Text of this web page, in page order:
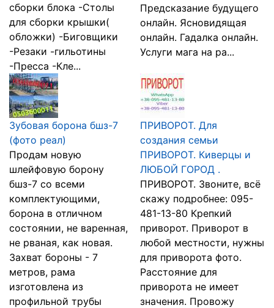
сборки блока -Столы
для сборки крышки(
обложки) -Биговщики
-Резаки -гильотины
-Пресса -Кле...
Предсказание будущего
онлайн. Ясновидящая
онлайн. Гадалка онлайн.
Услуги мага на ра...
Зубовая борона бшз-7
(фото реал)
Продам новую
шлейфовую борону
бшз-7 со всеми
комплектующими,
борона в отличном
состоянии, не варенная,
не рваная, как новая.
Захват бороны - 7
метров, рама
изготовлена из
профильной трубы
ПРИВОРОТ. Для
создания семьи
ПРИВОРОТ. Киверцы и
ЛЮБОЙ ГОРОД .
ПРИВОРОТ. Звоните, всё
скажу подробнее: 095-
481-13-80 Крепкий
приворот. Приворот в
любой местности, нужны
для приворота фото.
Расстояние для
приворота не имеет
значения. Провожу